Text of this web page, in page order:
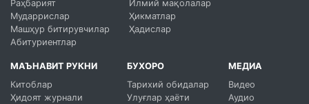
Раҳбарият
Мударрислар
Машҳур битирувчилар
Абитуриентлар
Илмий мақолалар
Ҳикматлар
Ҳадислар
МАЪНАВИТ РУКНИ
Китоблар
Ҳидоят журнали
БУХОРО
Тарихий обидалар
Улуғлар ҳаёти
МЕДИА
Видео
Аудио